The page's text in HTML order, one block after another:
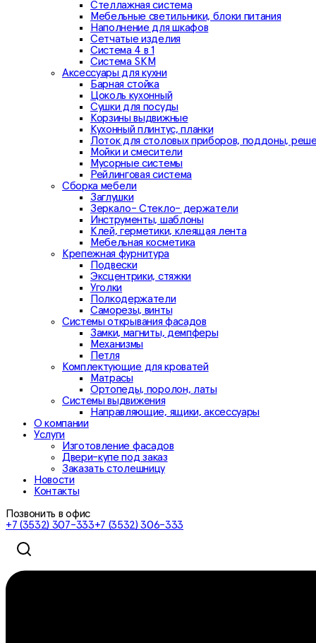
Стеллажная система
Мебельные светильники, блоки питания
Наполнение для шкафов
Сетчатые изделия
Система 4 в 1
Система SKM
Аксессуары для кухни
Барная стойка
Цоколь кухонный
Сушки для посуды
Корзины выдвижные
Кухонный плинтус, планки
Лоток для столовых приборов, поддоны,
Мойки и смесители
Мусорные системы
Рейлинговая система
Сборка мебели
Заглушки
Зеркало- Стекло- держатели
Инструменты, шаблоны
Клей, герметики, клеящая лента
Мебельная косметика
Крепежная фурнитура
Подвески
Эксцентрики, стяжки
Уголки
Полкодержатели
Саморезы, винты
Системы открывания фасадов
Замки, магниты, демпферы
Механизмы
Петля
Комплектующие для кроватей
Матрасы
Ортопеды, поролон, латы
Системы выдвижения
Направляющие, ящики, аксессуары
О компании
Услуги
Изготовление фасадов
Двери-купе под заказ
Заказать столешницу
Новости
Контакты
Позвонить в офис
+7 (3532) 307-333+7 (3532) 306-333